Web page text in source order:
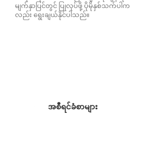
မျက်နှာပြင်တွင် ပြုလုပ်ဖို့ ပိုမိုနှစ်သက်ပါက
လည်း ရွေးချယ်နိုင်ပါသည်။
အစီရင်ခံစာများ